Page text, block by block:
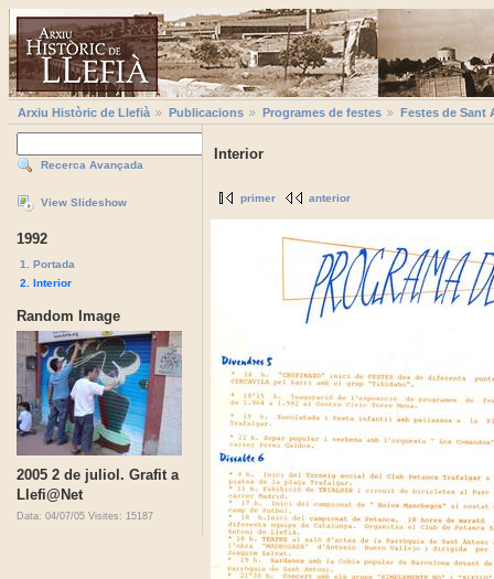
Arxiu Històric de Llefià Publicacions Programes de festes Festes de Sant
Recerca Avançada
View Slideshow
1992
1. Portada
2. Interior
Random Image
2005 2 de juliol. Grafit a
Llefi@Net
Data: 04/07/05 Visites: 15187
Interior
primer anterior